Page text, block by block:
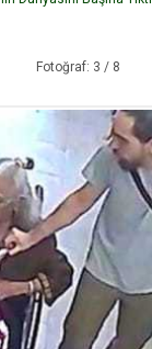
Fotoğraf: 3 / 8